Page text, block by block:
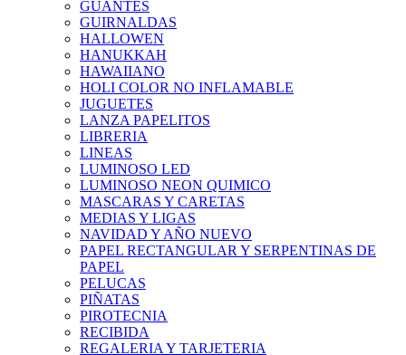
GUANTES
GUIRNALDAS
HALLOWEN
HANUKKAH
HAWAIIANO
HOLI COLOR NO INFLAMABLE
JUGUETES
LANZA PAPELITOS
LIBRERIA
LINEAS
LUMINOSO LED
LUMINOSO NEON QUIMICO
MASCARAS Y CARETAS
MEDIAS Y LIGAS
NAVIDAD Y AÑO NUEVO
PAPEL RECTANGULAR Y SERPENTINAS DE
PAPEL
PELUCAS
PIÑATAS
PIROTECNIA
RECIBIDA
REGALERIA Y TARJETERIA